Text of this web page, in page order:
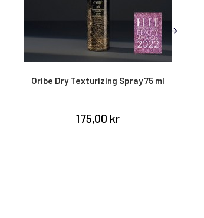
Oribe Dry Texturizing Spray 75 ml
175,00 kr